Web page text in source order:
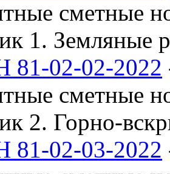
сметные
1. Земляные
81-02-02-2022
сметные
2. Горно-
81-02-03-2022